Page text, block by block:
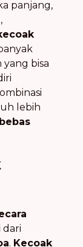
panjang,
yang bisa
lebih
dari
. Kecoak